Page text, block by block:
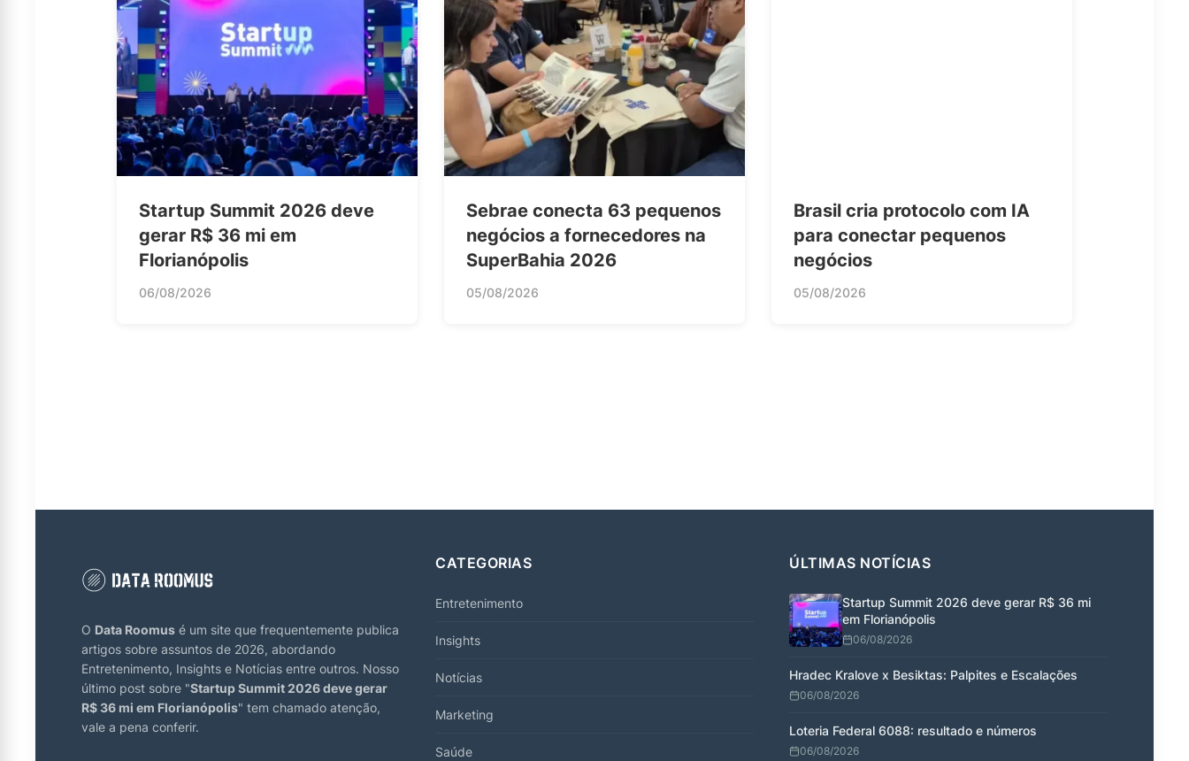
Startup Summit 2026 deve
gerar R$ 36 mi em
Florianópolis
06/08/2026
Sebrae conecta 63 pequenos
negócios a fornecedores na
SuperBahia 2026
05/08/2026
Brasil cria protocolo com IA
para conectar pequenos
negócios
05/08/2026
O Data Roomus é um site que frequentemente publica
artigos sobre assuntos de 2026, abordando
Entretenimento, Insights e Notícias entre outros. Nosso
último post sobre "Startup Summit 2026 deve gerar
R$ 36 mi em Florianópolis" tem chamado atenção,
vale a pena conferir.
CATEGORIAS
Entretenimento
Insights
Notícias
Marketing
Saúde
ÚLTIMAS NOTÍCIAS
Startup Summit 2026 deve gerar R$ 36 mi
em Florianópolis
06/08/2026
Hradec Kralove x Besiktas: Palpites e Escalações
06/08/2026
Loteria Federal 6088: resultado e números
06/08/2026